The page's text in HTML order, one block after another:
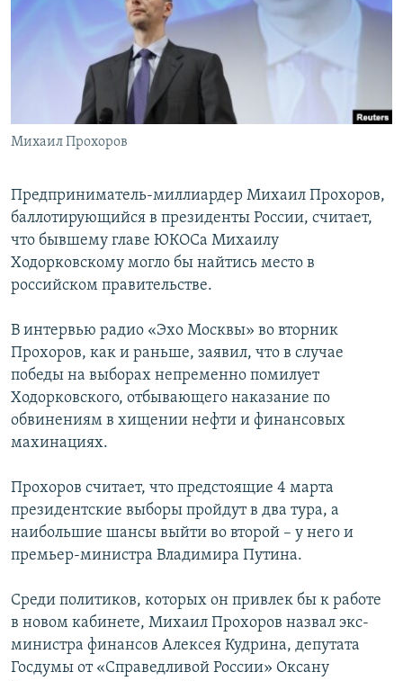
ПОДПИШИТЕСЬ НА РАССЫЛКУ
СОЦИАЛЬНЫЕ СЕТИ
Все сайты РСЕ/РС
Михаил Прохоров
Предприниматель-миллиардер Михаил Прохоров,
баллотирующийся в президенты России, считает,
что бывшему главе ЮКОСа Михаилу
Ходорковскому могло бы найтись место в
российском правительстве.
В интервью радио «Эхо Москвы» во вторник
Прохоров, как и раньше, заявил, что в случае
победы на выборах непременно помилует
Ходорковского, отбывающего наказание по
обвинениям в хищении нефти и финансовых
махинациях.
Прохоров считает, что предстоящие 4 марта
президентские выборы пройдут в два тура, а
наибольшие шансы выйти во второй – у него и
премьер-министра Владимира Путина.
Среди политиков, которых он привлек бы к работе
в новом кабинете, Михаил Прохоров назвал экс-
министра финансов Алексея Кудрина, депутата
Госдумы от «Справедливой России» Оксану